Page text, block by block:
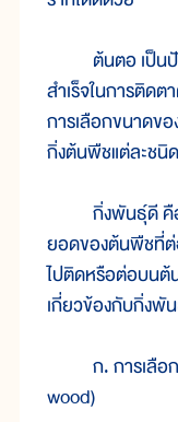
ต้นตอ เป็นปั
สำเร็จในการติด
การเลือกขนาดข
กิ่งต้นพืชแต่ละชนิ
กิ่งพันธุ์ดี คือ
ยอดของต้นพืชที่ต่
ไปติดหรือต่อบนต้
เกี่ยวข้องกับกิ่งพั
ก. การเลือก
wood)